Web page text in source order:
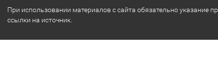
При использовании материалов с сайта обязательно указание
ссылки на источник.